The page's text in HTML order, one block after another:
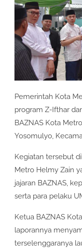
Pemerintah Kota
program Z-Ifthar
BAZNAS Kota
Yosomulyo,
Kegiatan tersebut
Metro Helmy Zain
jajaran BAZNAS,
serta para pelaku
Ketua BAZNAS
laporannya
terselenggaranya